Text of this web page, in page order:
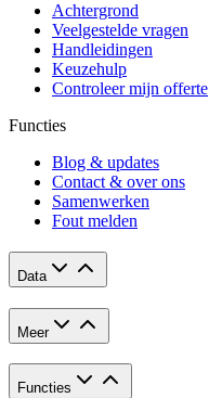
Achtergrond
Veelgestelde vragen
Handleidingen
Keuzehulp
Controleer mijn offerte
Functies
Blog & updates
Contact & over ons
Samenwerken
Fout melden
Data
Meer
Functies